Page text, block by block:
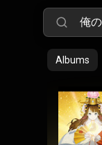
Albums